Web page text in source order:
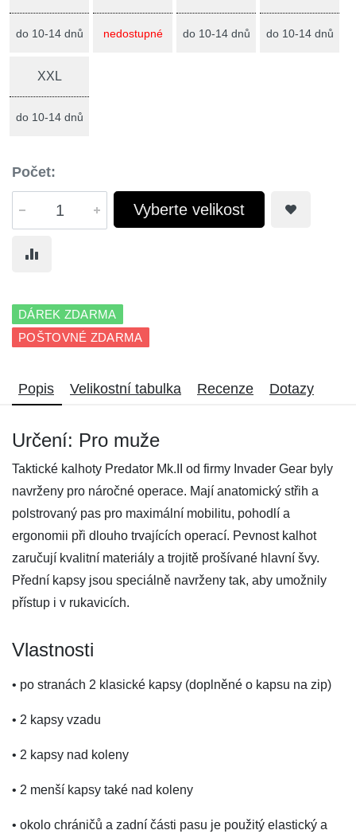
do 10-14 dnů nedostupné do 10-14 dnů do 10-14 dnů
XXL
do 10-14 dnů
Počet:
Vyberte velikost
DÁREK ZDARMA
POŠTOVNÉ ZDARMA
Popis Velikostní tabulka Recenze Dotazy
Určení: Pro muže
Taktické kalhoty Predator Mk.II od firmy Invader Gear byly
navrženy pro náročné operace. Mají anatomický střih a
polstrovaný pas pro maximální mobilitu, pohodlí a
ergonomii při dlouho trvajících operací. Pevnost kalhot
zaručují kvalitní materiály a trojitě prošívané hlavní švy.
Přední kapsy jsou speciálně navrženy tak, aby umožnily
přístup i v rukavicích.
Vlastnosti
• po stranách 2 klasické kapsy (doplněné o kapsu na zip)
• 2 kapsy vzadu
• 2 kapsy nad koleny
• 2 menší kapsy také nad koleny
• okolo chráničů a zadní části pasu je použitý elastický a